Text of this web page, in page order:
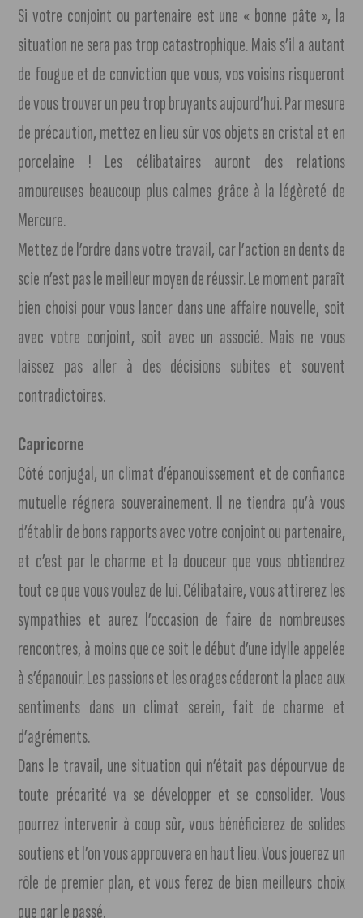
Si votre conjoint ou partenaire est une « bonne pâte », la
situation ne sera pas trop catastrophique. Mais s’il a autant
de fougue et de conviction que vous, vos voisins risqueront
de vous trouver un peu trop bruyants aujourd’hui. Par mesure
de précaution, mettez en lieu sûr vos objets en cristal et en
porcelaine ! Les célibataires auront des relations
amoureuses beaucoup plus calmes grâce à la légèreté de
Mercure.
Mettez de l’ordre dans votre travail, car l’action en dents de
scie n’est pas le meilleur moyen de réussir. Le moment paraît
bien choisi pour vous lancer dans une affaire nouvelle, soit
avec votre conjoint, soit avec un associé. Mais ne vous
laissez pas aller à des décisions subites et souvent
contradictoires.
Capricorne
Côté conjugal, un climat d’épanouissement et de confiance
mutuelle régnera souverainement. Il ne tiendra qu’à vous
d’établir de bons rapports avec votre conjoint ou partenaire,
et c’est par le charme et la douceur que vous obtiendrez
tout ce que vous voulez de lui. Célibataire, vous attirerez les
sympathies et aurez l’occasion de faire de nombreuses
rencontres, à moins que ce soit le début d’une idylle appelée
à s’épanouir. Les passions et les orages céderont la place aux
sentiments dans un climat serein, fait de charme et
d’agréments.
Dans le travail, une situation qui n’était pas dépourvue de
toute précarité va se développer et se consolider. Vous
pourrez intervenir à coup sûr, vous bénéficierez de solides
soutiens et l’on vous approuvera en haut lieu. Vous jouerez un
rôle de premier plan, et vous ferez de bien meilleurs choix
que par le passé.